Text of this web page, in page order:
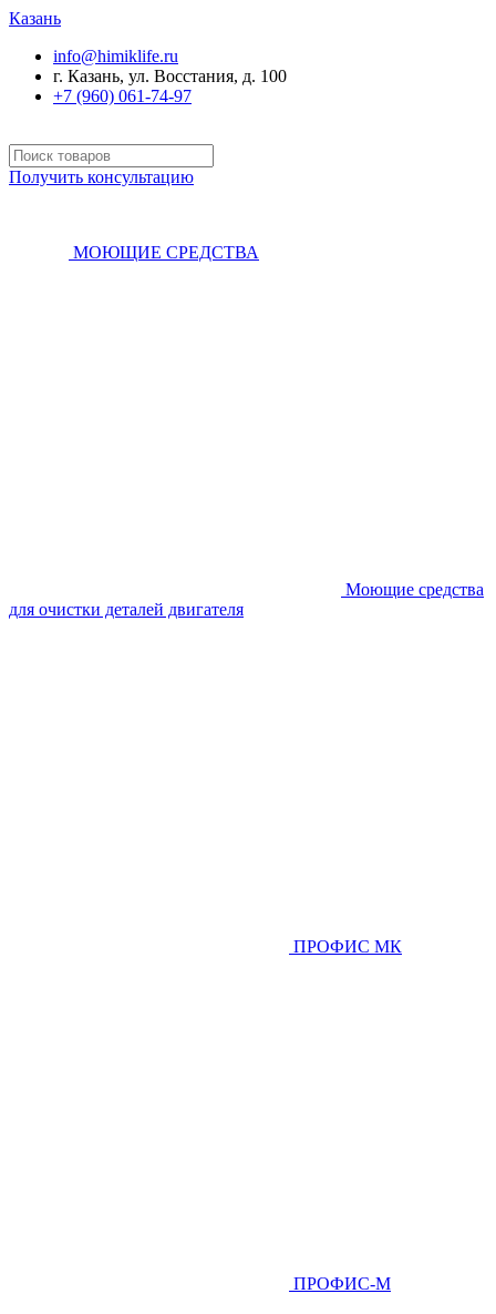
Казань
info@himiklife.ru
г. Казань, ул. Восстания, д. 100
+7 (960) 061-74-97
Получить консультацию
МОЮЩИЕ СРЕДСТВА
Моющие средства
для очистки деталей двигателя
ПРОФИС МК
ПРОФИС-М